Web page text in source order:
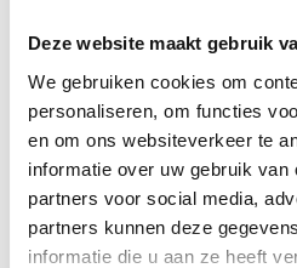
Deze website maakt gebruik
We gebruiken cookies om
personaliseren, om functies
en om ons websiteverkeer te
informatie over uw gebruik van
partners voor social media,
partners kunnen deze
informatie die u aan ze heeft
Bomen planten
Op zoek naar nieuwe
ruimte? Vertrouw op onze
van bomen. Wij adviseren u
soorten en verzorgen het
eind.
Meer informatie?